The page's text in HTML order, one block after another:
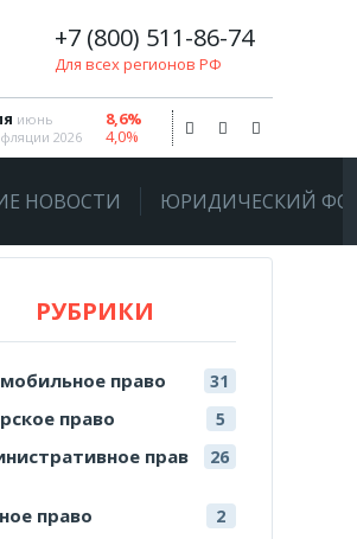
Для всех регионов РФ
+7 (800) 511-86-74
июнь
2026
8,6%
4,0%
НОВОСТИ ЮРИДИЧЕСКИЙ
РУБРИКИ
право 31
право 5
прав
26
право 2